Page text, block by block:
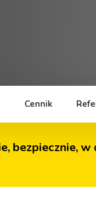
Cennik
bezpiecznie, w